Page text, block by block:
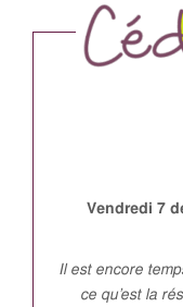
Vendredi 7
Il est encore
ce qu’est la